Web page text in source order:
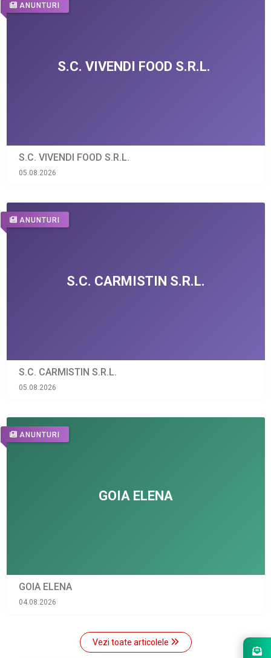
ANUNTURI
S.C. VIVENDI FOOD S.R.L.
05.08.2026
ANUNTURI
S.C. CARMISTIN S.R.L.
05.08.2026
ANUNTURI
GOIA ELENA
04.08.2026
Vezi toate articolele